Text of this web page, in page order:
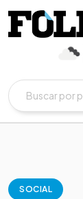
SOCIAL